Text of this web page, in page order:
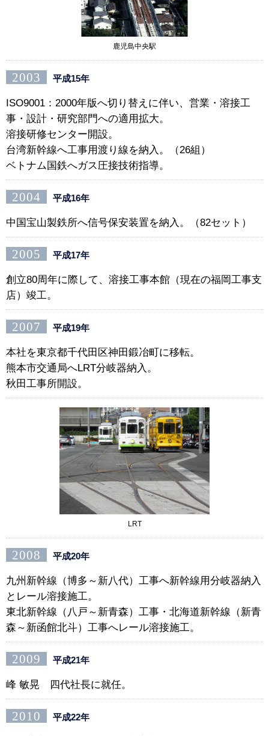
鹿児島中央駅
2003 平成15年
ISO9001：2000年版へ切り替えに伴い、営業・溶接工
事・設計・研究部門への適用拡大。
溶接研修センター開設。
台湾新幹線へ工事用渡り線を納入。（26組）
ベトナム国鉄へガス圧接技術指導。
2004 平成16年
中国宝山製鉄所へ信号保安装置を納入。（82セット）
2005 平成17年
創立80周年に際して、溶接工事本館（現在の福岡工事支
店）竣工。
2007 平成19年
本社を東京都千代田区神田鍛冶町に移転。
熊本市交通局へLRT分岐器納入。
秋田工事所開設。
LRT
2008 平成20年
九州新幹線（博多～新八代）工事へ新幹線用分岐器納入
とレール溶接施工。
東北新幹線（八戸～新青森）工事・北海道新幹線（新青
森～新函館北斗）工事へレール溶接施工。
2009 平成21年
峰 敏晃 四代社長に就任。
2010 平成22年